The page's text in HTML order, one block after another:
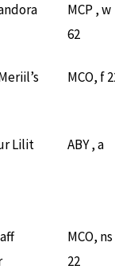
MCP , w
62
MCO, f
Lilit
ABY , a
MCO, ns
22